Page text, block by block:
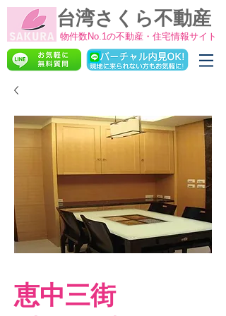
物件数No.1の不動産・住宅情報サイト
台湾さくら不動産
恵中三街